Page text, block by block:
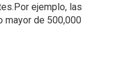
ejemplo, las
mayor de 500,000